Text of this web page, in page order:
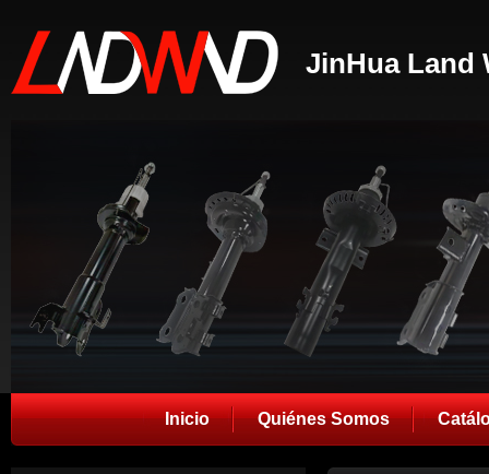
JinHua Land
Inicio Quiénes Somos